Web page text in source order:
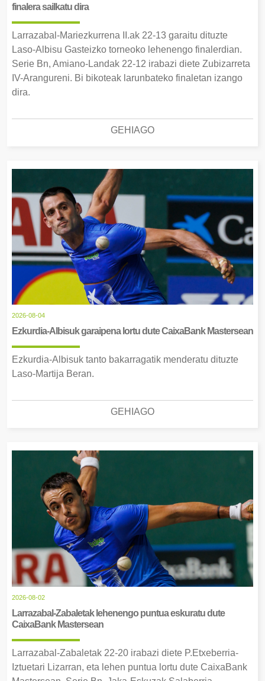
finalera sailkatu dira
Larrazabal-Mariezkurrena II.ak 22-13 garaitu dituzte
Laso-Albisu Gasteizko torneoko lehenengo finalerdian.
Serie Bn, Amiano-Landak 22-12 irabazi diete Zubizarreta
IV-Arangureni. Bi bikoteak larunbateko finaletan izango
dira.
GEHIAGO
2026-08-04
Ezkurdia-Albisuk garaipena lortu dute CaixaBank Mastersean
Ezkurdia-Albisuk tanto bakarragatik menderatu dituzte
Laso-Martija Beran.
GEHIAGO
2026-08-02
Larrazabal-Zabaletak lehenengo puntua eskuratu dute
CaixaBank Mastersean
Larrazabal-Zabaletak 22-20 irabazi diete P.Etxeberria-
Iztuetari Lizarran, eta lehen puntua lortu dute CaixaBank